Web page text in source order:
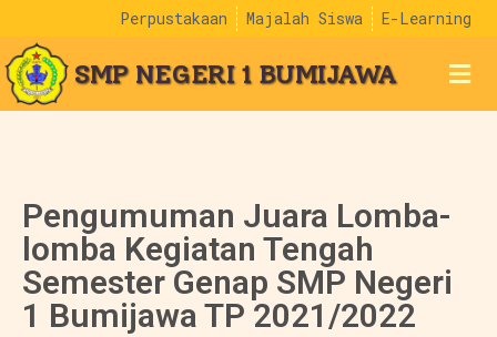
Perpustakaan Majalah Siswa E-Learning
SMP NEGERI 1 BUMIJAWA
Pengumuman Juara Lomba-
lomba Kegiatan Tengah
Semester Genap SMP Negeri
1 Bumijawa TP 2021/2022